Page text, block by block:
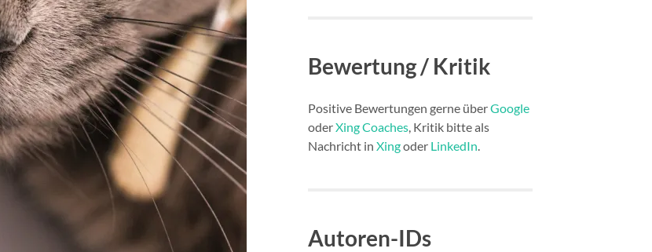
Bewertung / Kritik
Positive Bewertungen gerne überGoogle
oderXing Coaches , Kritik bitte als
Nachricht in Xingoder LinkedIn
Autoren-IDs